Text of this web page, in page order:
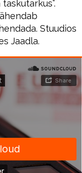
Stuudios
Jaadla.